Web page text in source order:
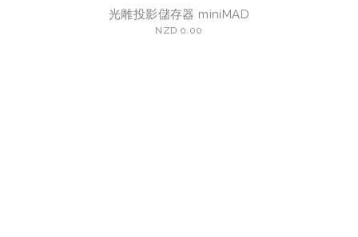
光雕投影儲存器 miniMAD
NZD 0.00